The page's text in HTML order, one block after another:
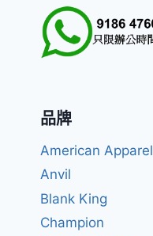
品牌
American Apparel
Anvil
Blank King
Champion